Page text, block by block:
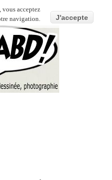
acceptez
navigation.
J'accepte